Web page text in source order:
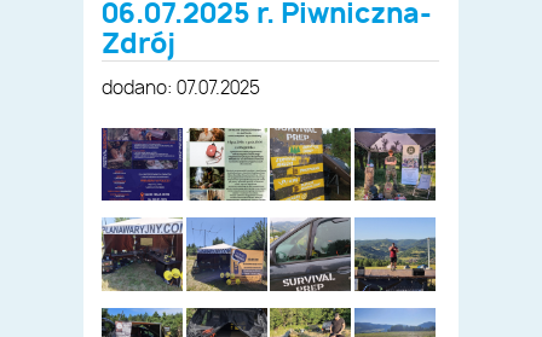
06.07.2025 r. Piwniczna-
Zdrój
dodano: 07.07.2025